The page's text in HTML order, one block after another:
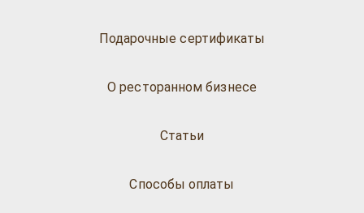
Подарочные сертификаты
О ресторанном бизнесе
Статьи
Способы оплаты